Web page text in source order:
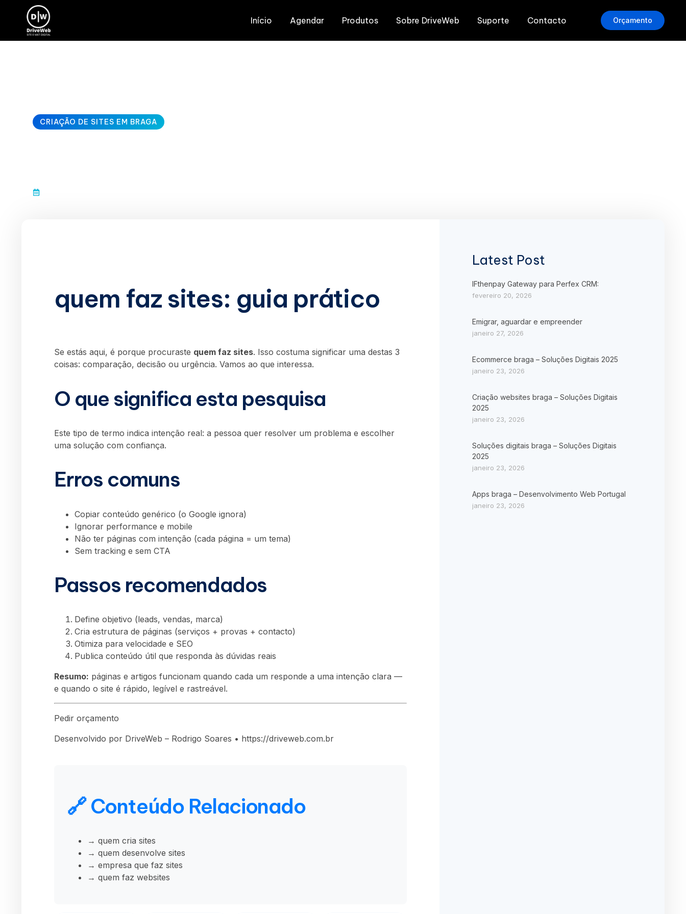
Início Agendar Produtos Sobre DriveWeb Suporte Contacto Orçamento
CRIAÇÃO DE SITES EM BRAGA
quem faz sites: guia prático
Se estás aqui, é porque procuraste quem faz sites. Isso costuma significar uma destas 3
coisas: comparação, decisão ou urgência. Vamos ao que interessa.
O que significa esta pesquisa
Este tipo de termo indica intenção real: a pessoa quer resolver um problema e escolher
uma solução com confiança.
Erros comuns
Copiar conteúdo genérico (o Google ignora)
Ignorar performance e mobile
Não ter páginas com intenção (cada página = um tema)
Sem tracking e sem CTA
Passos recomendados
Define objetivo (leads, vendas, marca)
Cria estrutura de páginas (serviços + provas + contacto)
Otimiza para velocidade e SEO
Publica conteúdo útil que responda às dúvidas reais
Resumo: páginas e artigos funcionam quando cada um responde a uma intenção clara —
e quando o site é rápido, legível e rastreável.
Pedir orçamento
Desenvolvido por DriveWeb – Rodrigo Soares • https://driveweb.com.br
🔗 Conteúdo Relacionado
→ quem cria sites
→ quem desenvolve sites
→ empresa que faz sites
→ quem faz websites
Latest Post
IFthenpay Gateway para Perfex CRM:
fevereiro 20, 2026
Emigrar, aguardar e empreender
janeiro 27, 2026
Ecommerce braga – Soluções Digitais 2025
janeiro 23, 2026
Criação websites braga – Soluções Digitais
2025
janeiro 23, 2026
Soluções digitais braga – Soluções Digitais
2025
janeiro 23, 2026
Apps braga – Desenvolvimento Web Portugal
janeiro 23, 2026